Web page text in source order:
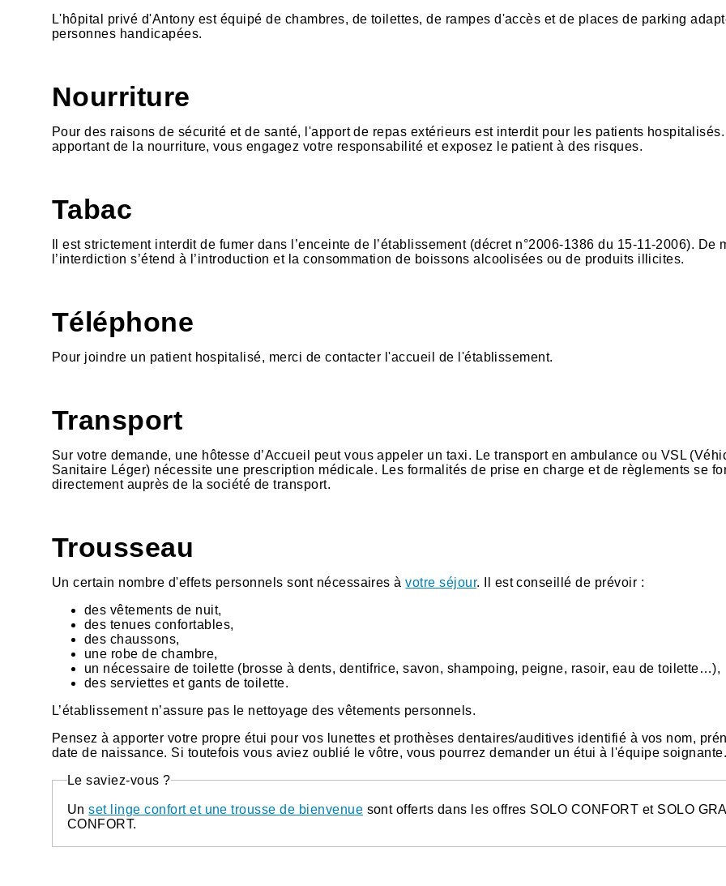
L'hôpital privé d'Antony est équipé de chambres, de toilettes, de rampes d'accès et de places de parking
personnes handicapées.
Nourriture
Pour des raisons de sécurité et de santé, l'apport de repas extérieurs est interdit pour les patients hospitalisés.
apportant de la nourriture, vous engagez votre responsabilité et exposez le patient à des risques.
Tabac
Il est strictement interdit de fumer dans l’enceinte de l’établissement (décret n°2006-1386 du 15-11-2006). De
l’interdiction s’étend à l’introduction et la consommation de boissons alcoolisées ou de produits illicites.
Téléphone
Pour joindre un patient hospitalisé, merci de contacter l'accueil de l'établissement.
Transport
Sur votre demande, une hôtesse d’Accueil peut vous appeler un taxi. Le transport en ambulance ou VSL
Sanitaire Léger) nécessite une prescription médicale. Les formalités de prise en charge et de règlements se
directement auprès de la société de transport.
Trousseau
Un certain nombre d'effets personnels sont nécessaires àvotre séjour. Il est conseillé de prévoir :
des vêtements de nuit,
des tenues confortables,
des chaussons,
une robe de chambre,
un nécessaire de toilette (brosse à dents, dentifrice, savon, shampoing, peigne, rasoir, eau de toilette…),
des serviettes et gants de toilette.
L’établissement n’assure pas le nettoyage des vêtements personnels.
Pensez à apporter votre propre étui pour vos lunettes et prothèses dentaires/auditives identifié à vos nom,
date de naissance. Si toutefois vous aviez oublié le vôtre, vous pourrez demander un étui à l'équipe soignante.
Le saviez-vous ?
Unset linge confort et une trousse de bienvenue sont offerts dans les offres SOLO CONFORT et SOLO
CONFORT.